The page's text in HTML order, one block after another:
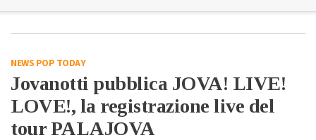
NEWS POP TODAY
Jovanotti pubblica JOVA! LIVE!
LOVE!, la registrazione live del
tour PALAJOVA